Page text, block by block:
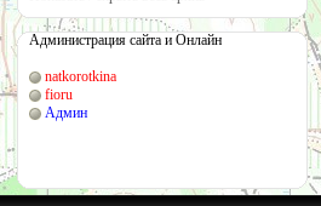
Администрация сайта и Онлайн
natkorotkina
fioru
Админ